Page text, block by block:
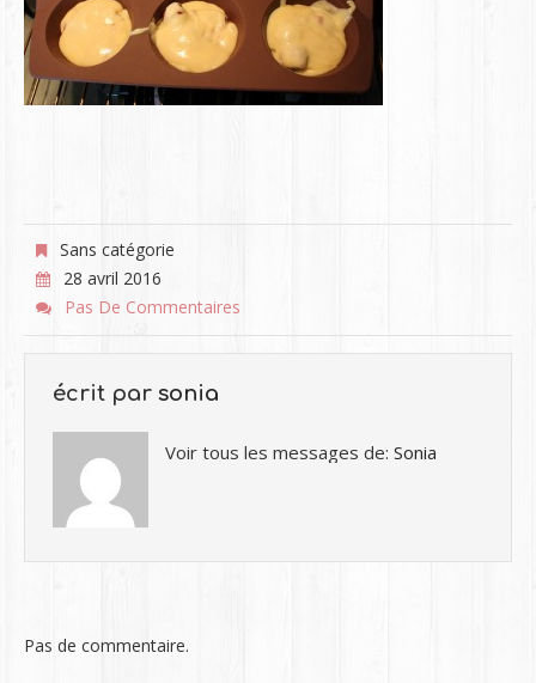
Sans catégorie
28 avril 2016
Pas De Commentaires
écrit par sonia
Voir tous les messages de: Sonia
Pas de commentaire.